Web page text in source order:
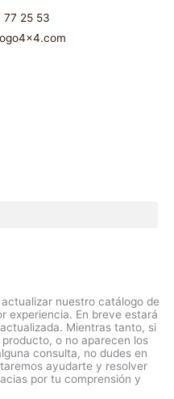
77 25 53
nuestro catálogo de
experiencia. En breve estará
Mientras tanto, si
o no aparecen los
consulta, no dudes en
ayudarte y resolver
por tu comprensión y